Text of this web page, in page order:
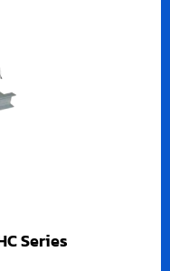
Series